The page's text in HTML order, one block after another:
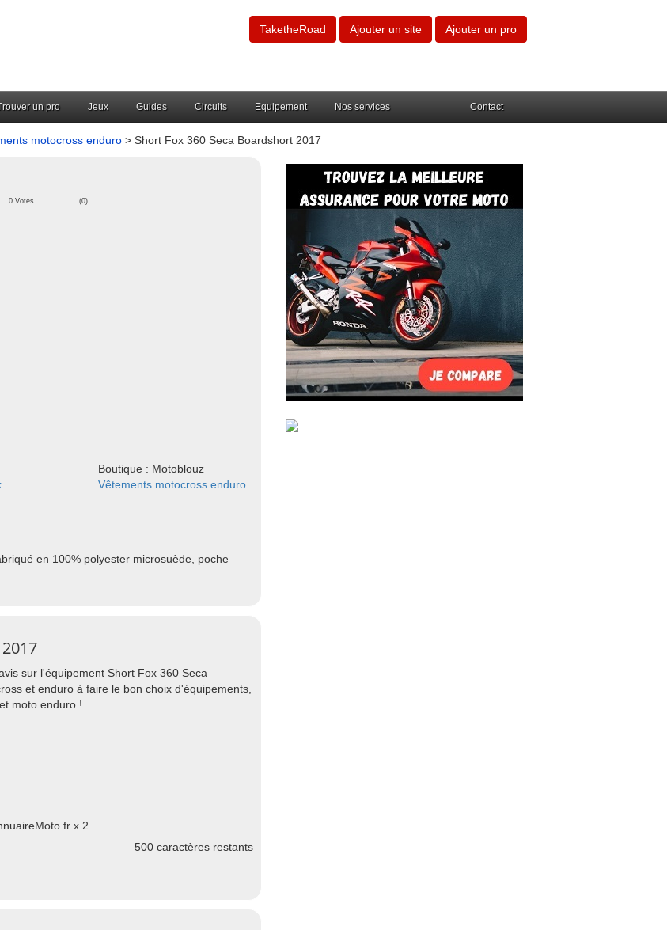
TaketheRoad Ajouter un site Ajouter un pro
un pro Jeux Guides Circuits Equipement Nos services Contact
motocross enduro > Short Fox 360 Seca Boardshort 2017
0 Votes (0)
Boutique : Motoblouz
Vêtements motocross enduro
en 100% polyester microsuède, poche
sur l'équipement Short Fox 360 Seca
et enduro à faire le bon choix d'équipements,
moto enduro !
x 2
500 caractères restants